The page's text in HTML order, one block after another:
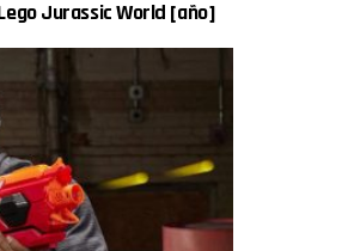
Jurassic World [año]